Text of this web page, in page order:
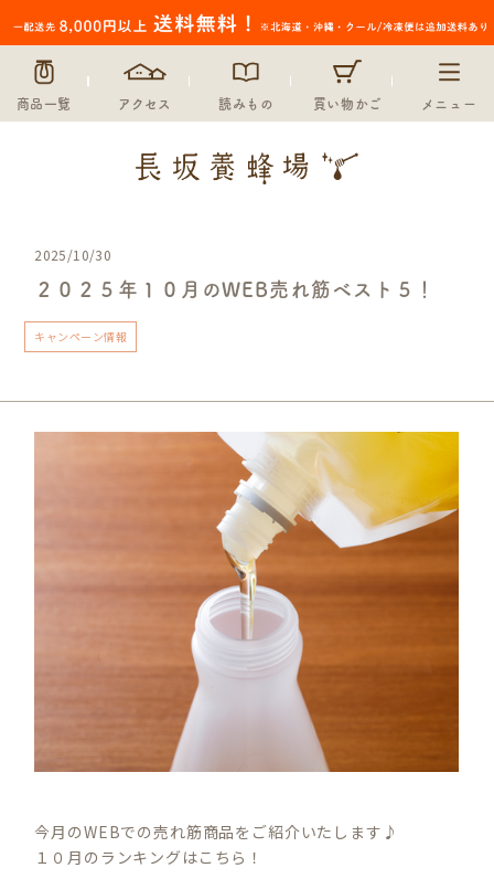
商品一覧 アクセス 読みもの 買い物かご メニュー
2025/10/30
２０２５年１０月のWEB売れ筋ベスト５！
キャンペーン情報
今月のWEBでの売れ筋商品をご紹介いたします♪
１０月のランキングはこちら！